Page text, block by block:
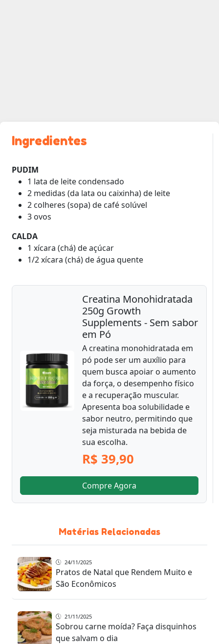
Ingredientes
PUDIM
1 lata de leite condensado
2 medidas (da lata ou caixinha) de leite
2 colheres (sopa) de café solúvel
3 ovos
CALDA
1 xícara (chá) de açúcar
1/2 xícara (chá) de água quente
Creatina Monohidratada
250g Growth
Supplements - Sem sabor
em Pó
A creatina monohidratada em
pó pode ser um auxílio para
quem busca apoiar o aumento
da força, o desempenho físico
e a recuperação muscular.
Apresenta boa solubilidade e
sabor neutro, permitindo que
seja misturada na bebida de
sua escolha.
R$ 39,90
Compre Agora
Matérias Relacionadas
24/11/2025
Pratos de Natal que Rendem Muito e
São Econômicos
21/11/2025
Sobrou carne moída? Faça disquinhos
que salvam o dia